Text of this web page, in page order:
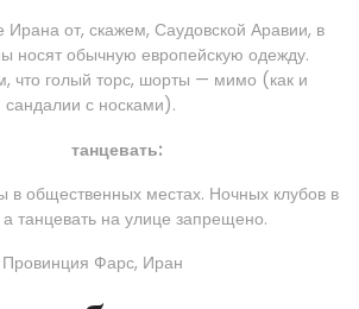
Ирана от, скажем, Саудовской Аравии, в
носят обычную европейскую одежду.
что голый торс, шорты — мимо (как и
сандалии с носками).
танцевать:
общественных местах. Ночных клубов в
танцевать на улице запрещено.
Провинция Фарс, Иран